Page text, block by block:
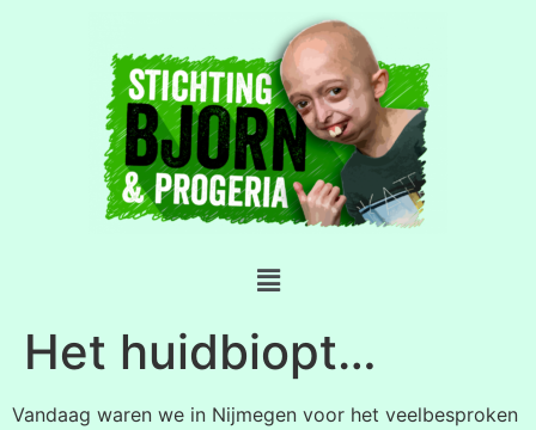
Het huidbiopt…
Vandaag waren we in Nijmegen voor het veelbesproken